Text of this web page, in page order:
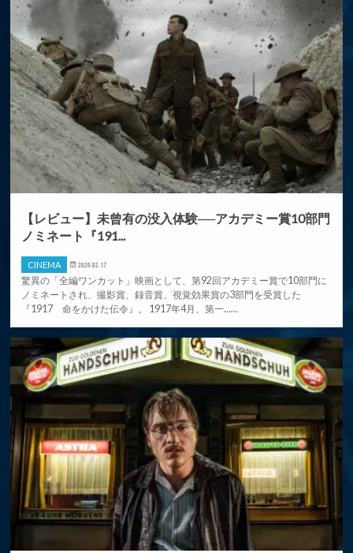
【レビュー】未曾有の没入体験──アカデミー賞10部門
ノミネート『191...
CINEMA 2020.02.17
驚異の「全編ワンカット」映画として、第92回アカデミー賞で10部門に
ノミネートされ、撮影賞、録音賞、視覚効果賞の3部門を受賞した
『1917 命をかけた伝令』。 1917年4月、第一……